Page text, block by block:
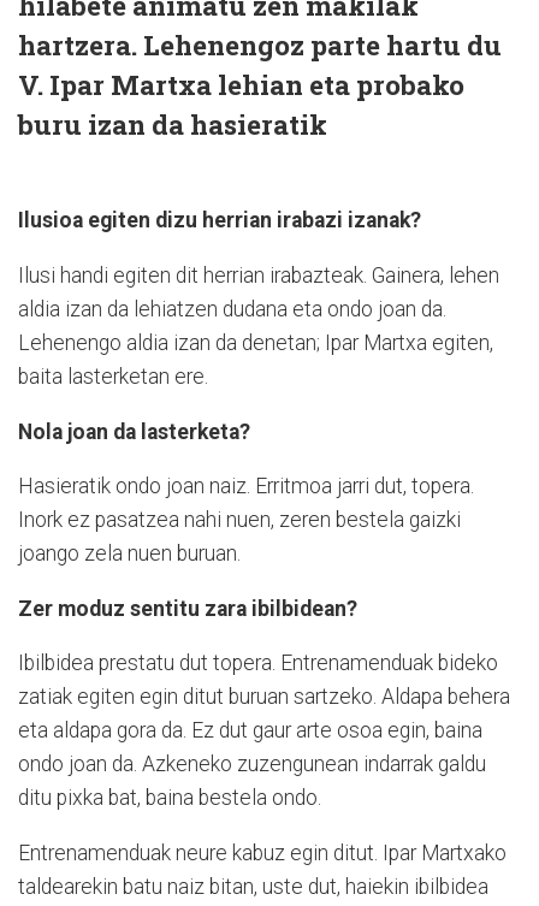
hartzera. Lehenengoz parte hartu du
V. Ipar Martxa lehian eta probako
buru izan da hasieratik
Ilusioa egiten dizu herrian irabazi izanak?
Ilusi handi egiten dit herrian irabazteak. Gainera, lehen
aldia izan da lehiatzen dudana eta ondo joan da.
Lehenengo aldia izan da denetan; Ipar Martxa egiten,
baita lasterketan ere.
Nola joan da lasterketa?
Hasieratik ondo joan naiz. Erritmoa jarri dut, topera.
Inork ez pasatzea nahi nuen, zeren bestela gaizki
joango zela nuen buruan.
Zer moduz sentitu zara ibilbidean?
Ibilbidea prestatu dut topera. Entrenamenduak bideko
zatiak egiten egin ditut buruan sartzeko. Aldapa behera
eta aldapa gora da. Ez dut gaur arte osoa egin, baina
ondo joan da. Azkeneko zuzengunean indarrak galdu
ditu pixka bat, baina bestela ondo.
Entrenamenduak neure kabuz egin ditut. Ipar Martxako
taldearekin batu naiz bitan, uste dut, haiekin ibilbidea